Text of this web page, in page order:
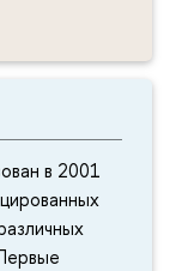
в 2001